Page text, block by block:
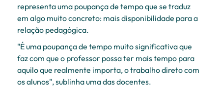
representa uma poupança de tempo que se traduz
em algo muito concreto: mais disponibilidade para a
relação pedagógica.
"É uma poupança de tempo muito significativa que
faz com que o professor possa ter mais tempo para
aquilo que realmente importa, o trabalho direto com
os alunos", sublinha uma das docentes.